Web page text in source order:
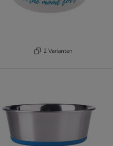
2 Varianten